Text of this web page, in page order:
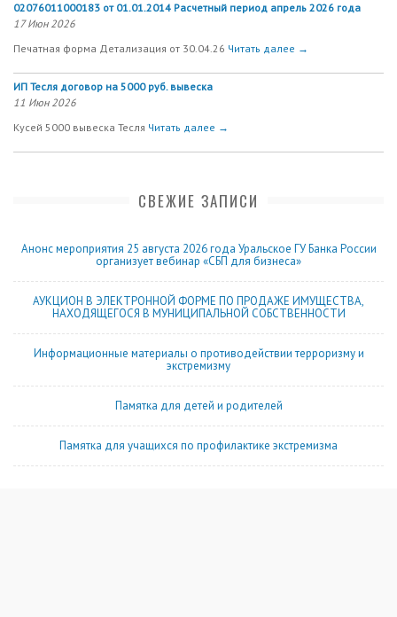
02076011000183 от 01.01.2014 Расчетный период апрель 2026 года
17 Июн 2026
Печатная форма Детализация от 30.04.26 Читать далее →
ИП Тесля договор на 5000 руб. вывеска
11 Июн 2026
Кусей 5000 вывеска Тесля Читать далее →
СВЕЖИЕ ЗАПИСИ
Анонс мероприятия 25 августа 2026 года Уральское ГУ Банка России
организует вебинар «СБП для бизнеса»
АУКЦИОН В ЭЛЕКТРОННОЙ ФОРМЕ ПО ПРОДАЖЕ ИМУЩЕСТВА,
НАХОДЯЩЕГОСЯ В МУНИЦИПАЛЬНОЙ СОБСТВЕННОСТИ
Информационные материалы о противодействии терроризму и
экстремизму
Памятка для детей и родителей
Памятка для учащихся по профилактике экстремизма